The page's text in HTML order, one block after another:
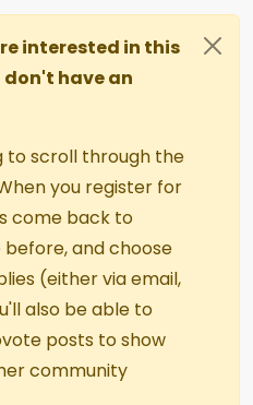
interested in this
have an
to scroll through the
you register for
come back to
and choose
(either via email,
also be able to
posts to show
community